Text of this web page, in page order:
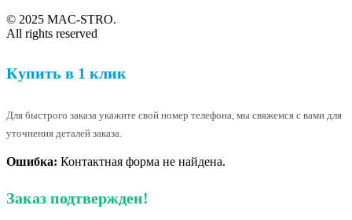
© 2025 MAC-STRO.
All rights reserved
Купить в 1 клик
Для быстрого заказа укажите свой номер телефона, мы свяжемся с вами для
уточнения деталей заказа.
Ошибка: Контактная форма не найдена.
Заказ подтвержден!